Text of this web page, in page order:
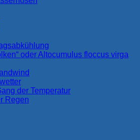
oder Altocumulus floccus virga
der Temperatur
Regen